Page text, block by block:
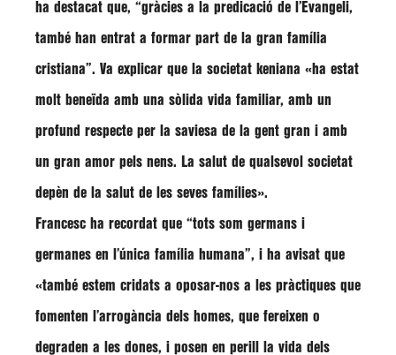
ha destacat que, “gràcies a la predicació de l’Evangeli,
també han entrat a formar part de la gran família
cristiana”. Va explicar que la societat keniana «ha estat
molt beneïda amb una sòlida vida familiar, amb un
profund respecte per la saviesa de la gent gran i amb
un gran amor pels nens. La salut de qualsevol societat
depèn de la salut de les seves famílies».
Francesc ha recordat que “tots som germans i
germanes en l’única família humana”, i ha avisat que
«també estem cridats a oposar-nos a les pràctiques que
fomenten l’arrogància dels homes, que fereixen o
degraden a les dones, i posen en perill la vida dels